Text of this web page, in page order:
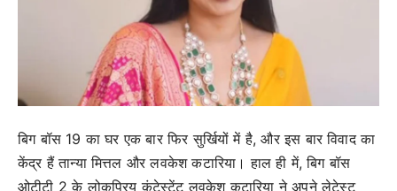
बिग बॉस 19 का घर एक बार फिर सुर्खियों में है, और इस बार विवाद का
केंद्र हैं तान्या मित्तल और लवकेश कटारिया। हाल ही में, बिग बॉस
ओटीटी 2 के लोकप्रिय कंटेस्टेंट लवकेश कटारिया ने अपने लेटेस्ट